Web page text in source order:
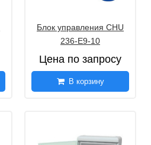
Блок управления CHU
236-E9-10
Цена по запросу
В корзину